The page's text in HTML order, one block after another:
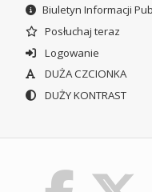
Biuletyn Informacji
Posłuchaj teraz
Logowanie
DUŻA CZCIONKA
DUŻY KONTRAST